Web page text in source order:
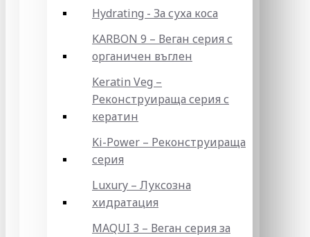
Hydrating - За суха коса
KARBON 9 – Веган серия с
органичен въглен
Keratin Veg –
Реконструираща серия с
кератин
Ki-Power – Реконструираща
серия
Luxury – Луксозна
хидратация
MAQUI 3 – Веган серия за